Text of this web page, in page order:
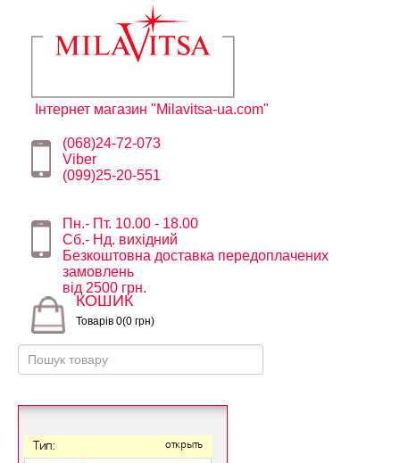
Інтернет магазин "Milavitsa-ua.com"
(068)24-72-073
Viber
(099)25-20-551
Пн.- Пт. 10.00 - 18.00
Сб.- Нд. вихідний
Безкоштовна доставка передоплачених
замовлень
від 2500 грн.
КОШИК
Товарів 0(0 грн)
Тип: открыть